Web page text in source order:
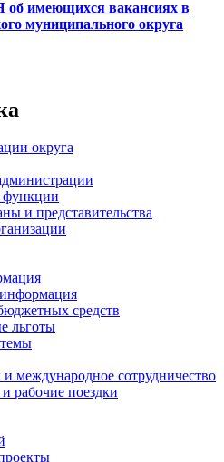
имеющихся вакансиях в
муниципального округа
округа
функции
и представительства
средств
льготы
международное сотрудничество
рабочие поездки